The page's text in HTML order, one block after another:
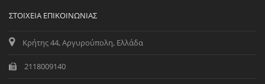
ΣΤΟΙΧΕΊΑ ΕΠΙΚΟΙΝΩΝΊΑΣ
Κρήτης 44, Αργυρούπολη, Ελλάδα
2118009140